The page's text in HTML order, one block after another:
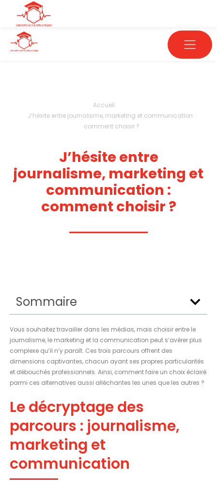
Accueil
J’hésite entre journalisme, marketing et communication :
comment choisir ?
J’hésite entre
journalisme, marketing et
communication :
comment choisir ?
Sommaire
Vous souhaitez travailler dans les médias, mais choisir entre le
journalisme, le marketing et la communication peut s’avérer plus
complexe qu’il n’y paraît. Ces trois parcours offrent des
dimensions captivantes, chacun ayant ses propres particularités
et débouchés professionnels. Ainsi, comment faire un choix éclairé
parmi ces alternatives aussi alléchantes les unes que les autres ?
Le décryptage des
parcours : journalisme,
marketing et
communication